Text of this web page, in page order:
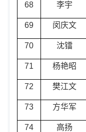
68 李宇
69 闵庆文
70 沈镭
71 杨艳昭
72 樊江文
73 方华军
74 高扬